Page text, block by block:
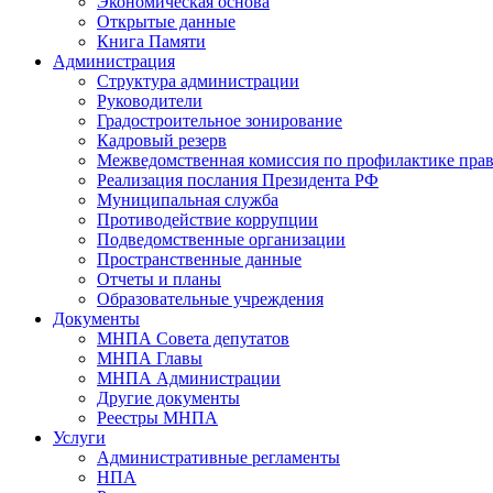
Открытые данные
Книга Памяти
Администрация
Структура администрации
Руководители
Градостроительное зонирование
Кадровый резерв
Межведомственная комиссия по профилактике
Реализация послания Президента РФ
Муниципальная служба
Противодействие коррупции
Подведомственные организации
Пространственные данные
Отчеты и планы
Образовательные учреждения
Документы
МНПА Совета депутатов
МНПА Главы
МНПА Администрации
Другие документы
Реестры МНПА
Услуги
Административные регламенты
НПА